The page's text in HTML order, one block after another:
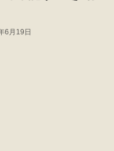
6月19日